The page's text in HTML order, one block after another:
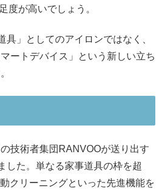
度が高いでしょう。
具」としてのアイロンではなく、
ートデバイス」という新しい立ち
技術者集団RANVOOが送り出す
した。単なる家事道具の枠を超
クリーニングといった先進機能を